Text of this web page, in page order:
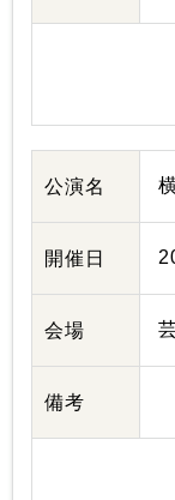
公演名
開催日
会場
備考